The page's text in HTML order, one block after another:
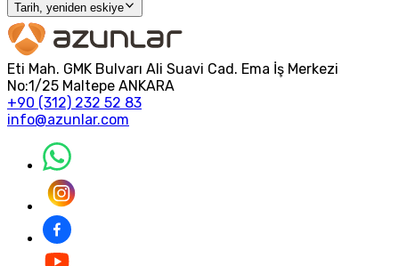
Tarih, yeniden eskiye
Eti Mah. GMK Bulvarı Ali Suavi Cad. Ema İş Merkezi
No:1/25 Maltepe ANKARA
+90 (312) 232 52 83
info@azunlar.com